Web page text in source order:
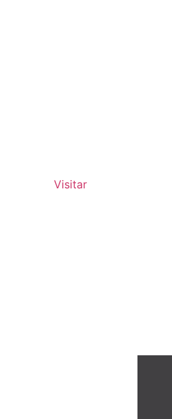
Visitar